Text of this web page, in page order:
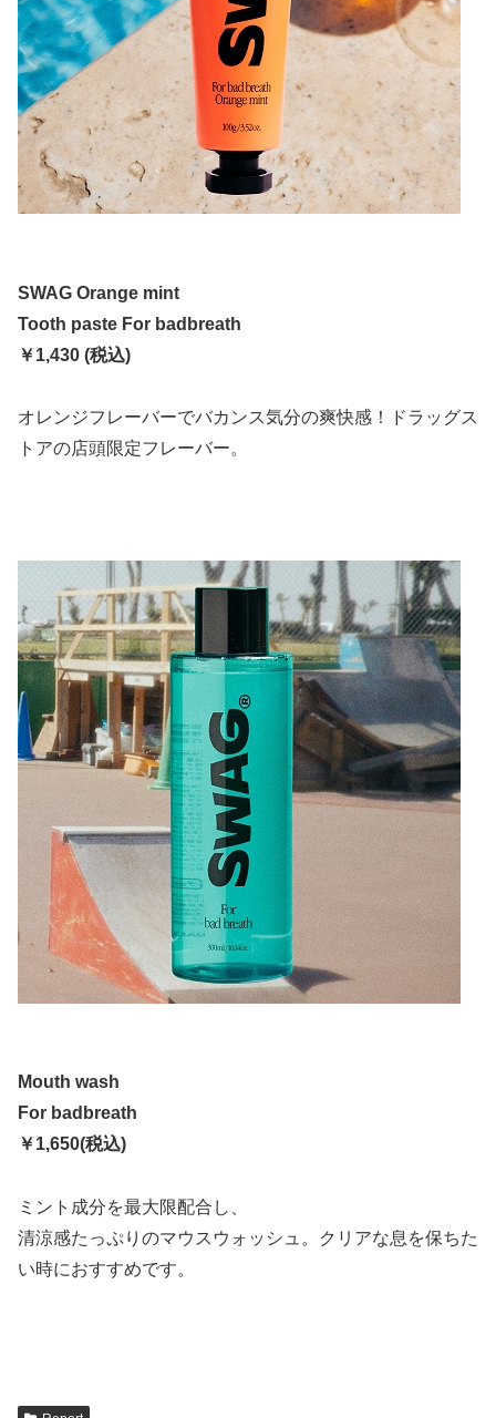
SWAG Orange mint
Tooth paste For badbreath
￥1,430 (税込)
オレンジフレーバーでバカンス気分の爽快感！ドラッグス
トアの店頭限定フレーバー。
Mouth wash
For badbreath
￥1,650(税込)
ミント成分を最大限配合し、
清涼感たっぷりのマウスウォッシュ。クリアな息を保ちた
い時におすすめです。